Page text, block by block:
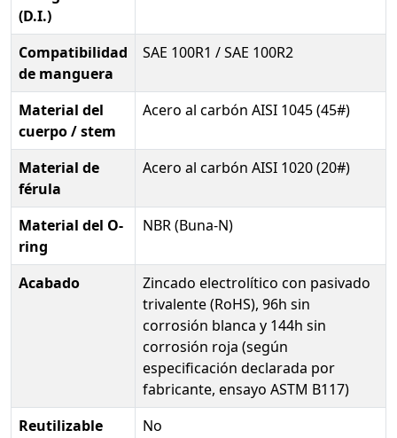
(D.I.)
Compatibilidad
de manguera
SAE 100R1 / SAE 100R2
Material del
cuerpo / stem
Acero al carbón AISI 1045 (45#)
Material de
férula
Acero al carbón AISI 1020 (20#)
Material del O-
ring
NBR (Buna-N)
Acabado
Zincado electrolítico con pasivado
trivalente (RoHS), 96h sin
corrosión blanca y 144h sin
corrosión roja (según
especificación declarada por
fabricante, ensayo ASTM B117)
Reutilizable
No